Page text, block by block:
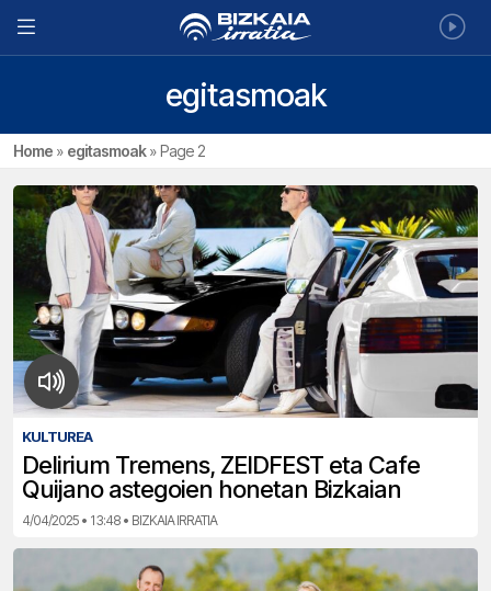
egitasmoak
Home » egitasmoak»Page 2
KULTUREA
Delirium Tremens, ZEIDFEST eta Cafe
Quijano astegoien honetan Bizkaian
4/04/2025 • 13:48 • BIZKAIA IRRATIA